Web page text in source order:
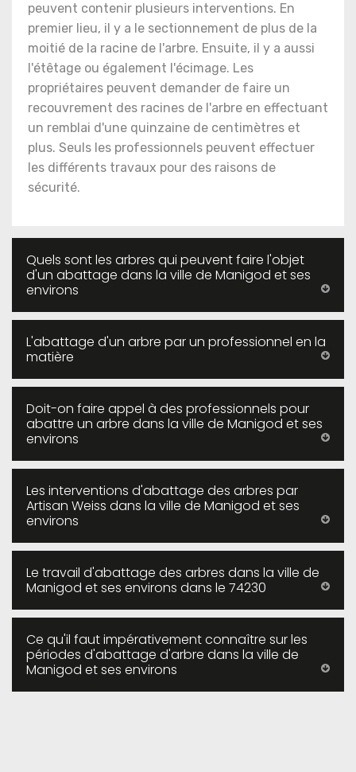
peuvent contenir plusieurs interventions. En
premier lieu, il y a le sectionnement de plus de la
moitié de la racine de l'arbre. Ensuite, il y a aussi
l'étêtage ou également l'écimage. Les
propriétaires peuvent demander de faire un
recouvrement des racines de l'arbre en effectuant
un remblai d'une quinzaine de centimètres et
plus. Seuls les professionnels peuvent effectuer
les différents travaux pour des raisons de
sécurité.
Quels sont les arbres qui peuvent faire l'objet
d'un abattage dans la ville de Manigod et ses
environs
L'abattage d'un arbre par un professionnel en la
matière
Doit-on faire appel à des professionnels pour
abattre un arbre dans la ville de Manigod et ses
environs
Les interventions d'abattage des arbres par
Artisan Weiss dans la ville de Manigod et ses
environs
Le travail d'abattage des arbres dans la ville de
Manigod et ses environs dans le 74230
Ce qu'il faut impérativement connaître sur les
périodes d'abattage d'arbre dans la ville de
Manigod et ses environs